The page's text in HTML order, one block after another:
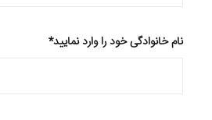
*نام خانوادگی خود را وارد نمایید